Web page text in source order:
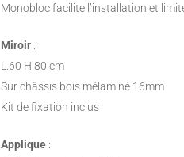
Monobloc facilite l’installation et
Miroir :
L.60 H.80 cm
Sur châssis bois mélaminé 16mm
Kit de fixation inclus
Applique :